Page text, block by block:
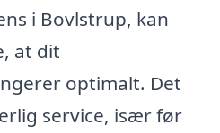
i Bovlstrup, kan
at dit
optimalt. Det
service, især før